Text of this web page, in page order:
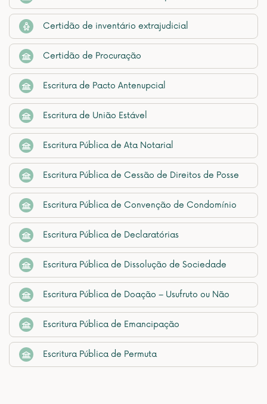
Certidão de inventário extrajudicial
Certidão de Procuração
Escritura de Pacto Antenupcial
Escritura de União Estável
Escritura Pública de Ata Notarial
Escritura Pública de Cessão de Direitos de Posse
Escritura Pública de Convenção de Condomínio
Escritura Pública de Declaratórias
Escritura Pública de Dissolução de Sociedade
Escritura Pública de Doação – Usufruto ou Não
Escritura Pública de Emancipação
Escritura Pública de Permuta